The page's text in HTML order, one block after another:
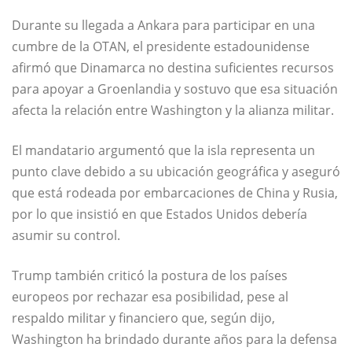
Durante su llegada a Ankara para participar en una
cumbre de la OTAN, el presidente estadounidense
afirmó que Dinamarca no destina suficientes recursos
para apoyar a Groenlandia y sostuvo que esa situación
afecta la relación entre Washington y la alianza militar.
El mandatario argumentó que la isla representa un
punto clave debido a su ubicación geográfica y aseguró
que está rodeada por embarcaciones de China y Rusia,
por lo que insistió en que Estados Unidos debería
asumir su control.
Trump también criticó la postura de los países
europeos por rechazar esa posibilidad, pese al
respaldo militar y financiero que, según dijo,
Washington ha brindado durante años para la defensa